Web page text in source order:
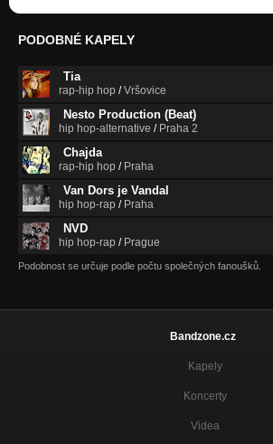
PODOBNÉ KAPELY
Tia
rap-hip hop /Vršovice
Nesto Production (Beat)
hip hop-alternative / Praha 2
Chajda
rap-hip hop / Praha
Van Dors je Vandal
hip hop-rap / Praha
NVD
hip hop-rap / Prague
Podobnost se určuje podle počtu společných fanoušků.
Bandzone.cz
Kapely
Koncerty
Videa